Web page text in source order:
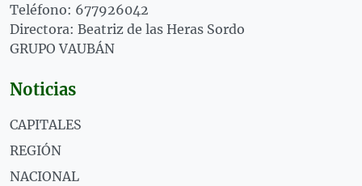
Teléfono: 677926042
Directora: Beatriz de las Heras Sordo
GRUPO VAUBÁN
Noticias
CAPITALES
REGIÓN
NACIONAL